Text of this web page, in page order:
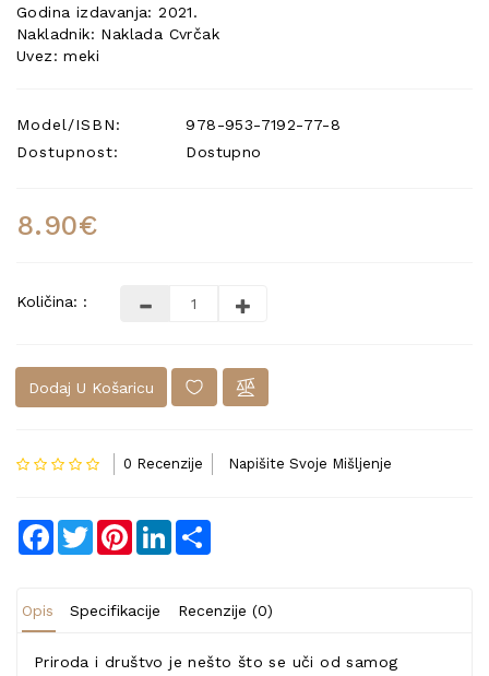
Godina izdavanja: 2021.
Nakladnik: Naklada Cvrčak
Uvez: meki
Model/ISBN:
978-953-7192-77-8
Dostupnost:
Dostupno
8.90€
Količina: :
Dodaj U Košaricu
0 Recenzije Napišite Svoje Mišljenje
Facebook
TwitterPinterestLinkedIn
Opis Specifikacije Recenzije (0)
Priroda i društvo je nešto što se uči od samog